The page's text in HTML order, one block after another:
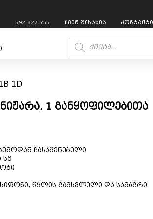
592 827 755 ჩვენ შესახებ კონტაქტი
1D
1 განყოფილებითა
ჩასაშენებელი
სმ
წყლის გამსვლელი და სამაგრი